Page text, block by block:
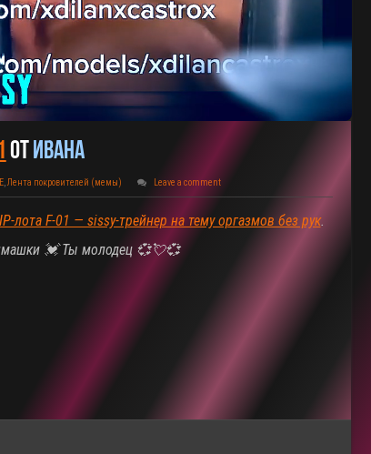
ОтИвана
, Лента покровителей (мемы) Leave a comment
лота F-01 — sissy-трейнер на тему оргазмов без рук.
💓 Ты молодец 💞💘💞